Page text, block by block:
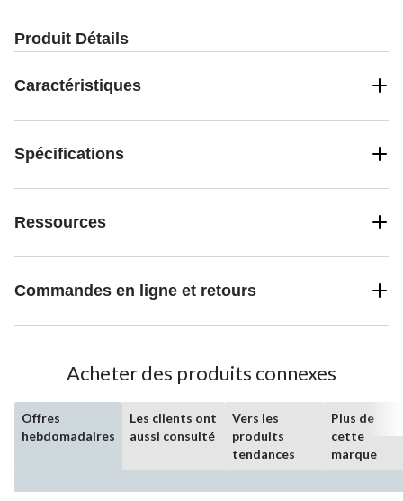
Produit Détails
Caractéristiques
Spécifications
Ressources
Commandes en ligne et retours
Acheter des produits connexes
Offres
hebdomadaires
Les clients ont
aussi consulté
Vers les
produits
tendances
Plus de
cette
marque